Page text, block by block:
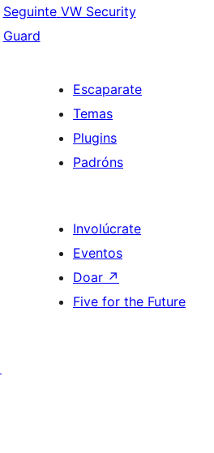
Seguinte VW Security
Guard
Escaparate
Temas
Plugins
Padróns
Involúcrate
Eventos
Doar ↗
Five for the Future